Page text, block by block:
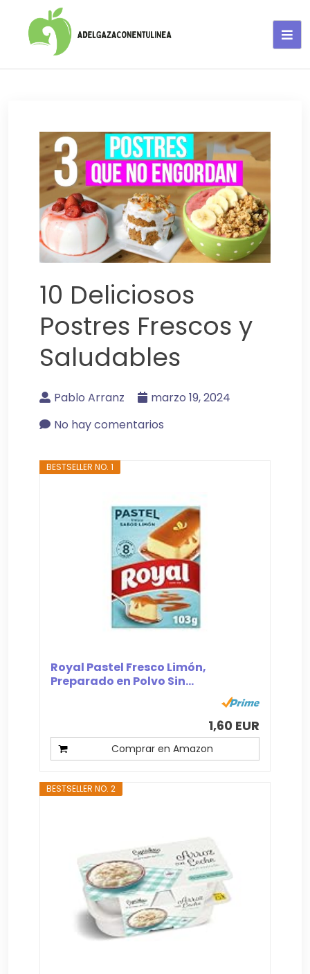
10 Deliciosos
Postres Frescos y
Saludables
Pablo Arranz
marzo 19, 2024
No hay comentarios
BESTSELLER NO. 1
Royal Pastel Fresco Limón,
Preparado en Polvo Sin...
1,60 EUR
Comprar en Amazon
BESTSELLER NO. 2